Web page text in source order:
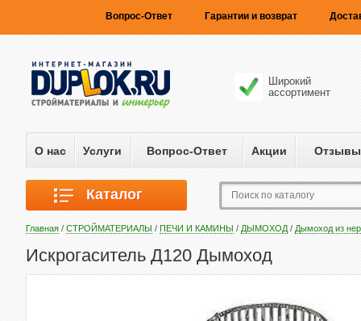
Вопрос-Ответ Гарантии и возврат
Широкий
ассортимент
О нас Услуги Вопрос-Ответ Акции Отзывы
Главная / СТРОЙМАТЕРИАЛЫ / ПЕЧИ И КАМИНЫ / ДЫМОХОД / Дымоход из
Искрогаситель Д120 Дымоход
Каталог